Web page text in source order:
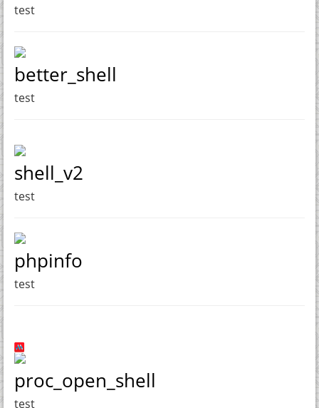
test
better_shell
test
shell_v2
test
phpinfo
test
proc_open_shell
test